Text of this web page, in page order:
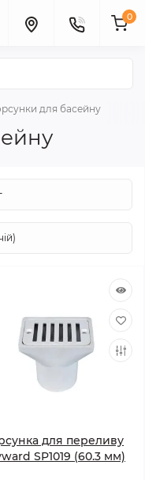
0
для басейну
для переливу
SP1019 (60.3 мм)